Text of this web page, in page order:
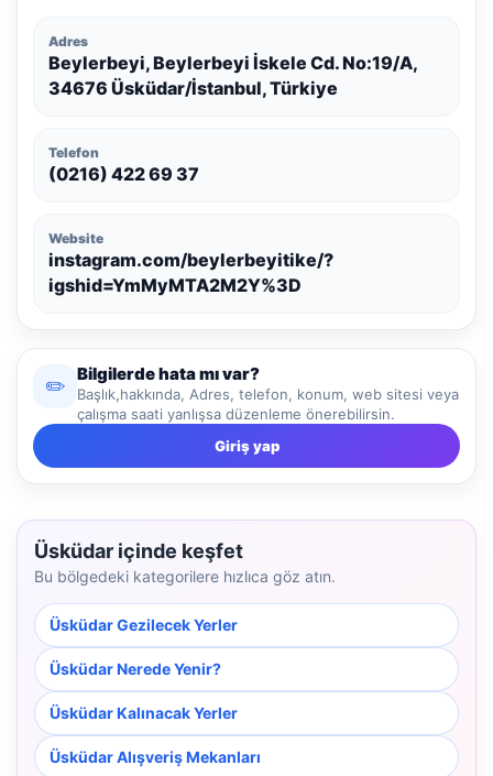
Adres
Beylerbeyi, Beylerbeyi İskele Cd. No:19/A,
34676 Üsküdar/İstanbul, Türkiye
Telefon
(0216) 422 69 37
Website
instagram.com/beylerbeyitike/?
igshid=YmMyMTA2M2Y%3D
✏️
Bilgilerde hata mı var?
Başlık,hakkında, Adres, telefon, konum, web sitesi veya
çalışma saati yanlışsa düzenleme önerebilirsin.
Giriş yap
Üsküdar içinde keşfet
Bu bölgedeki kategorilere hızlıca göz atın.
Üsküdar Gezilecek Yerler
Üsküdar Nerede Yenir?
Üsküdar Kalınacak Yerler
Üsküdar Alışveriş Mekanları